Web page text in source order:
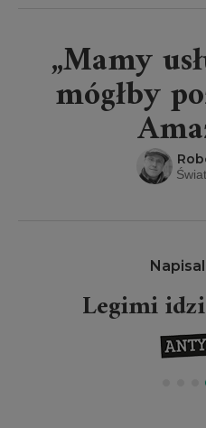
„Mamy
mógłby
Legimi